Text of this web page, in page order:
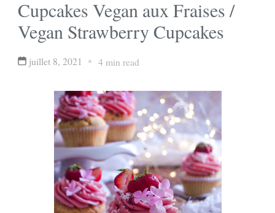
Cupcakes Vegan aux Fraises /
Vegan Strawberry Cupcakes
juillet 8, 2021 4 min read